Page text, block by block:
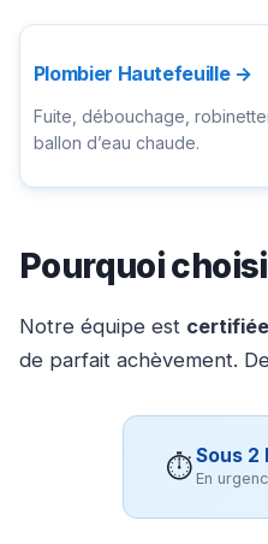
Plombier Hautefeuille →
Fuite, débouchage,
ballon d’eau chaude.
Pourquoi
Notre équipe est
de parfait achèvement.
⏱Sous 2
En